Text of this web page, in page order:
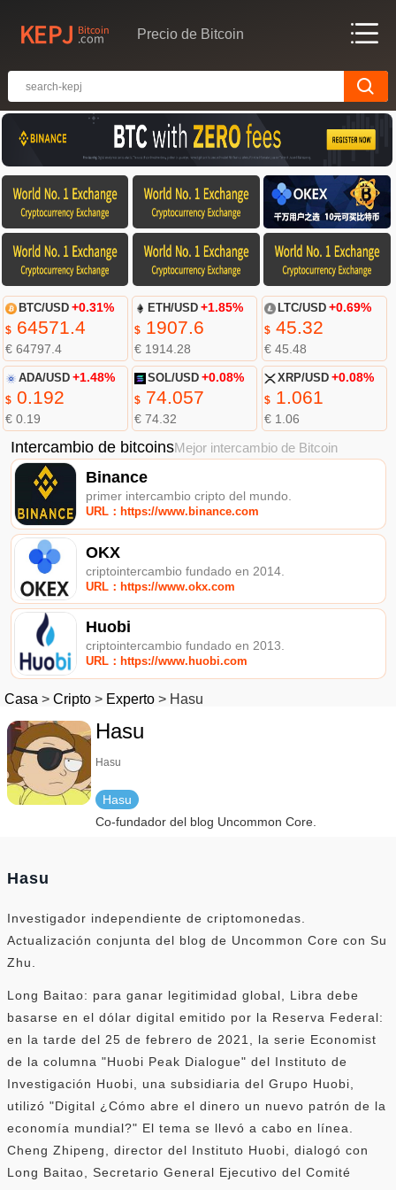
Precio de Bitcoin
BTC/USD +0.31%
$64571.4
€ 64797.4
ETH/USD +1.85%
$ 1907.6
€ 1914.28
LTC/USD +0.69%
$45.32
€ 45.48
ADA/USD +1.48%
$0.192
€ 0.19
SOL/USD +0.08%
$ 74.057
€ 74.32
XRP/USD +0.08%
$1.061
€ 1.06
Intercambio de bitcoinsMejor intercambio de Bitcoin
Binance
primer intercambio cripto del mundo.
URL：https://www.binance.com
OKX
criptointercambio fundado en 2014.
URL：https://www.okx.com
Huobi
criptointercambio fundado en 2013.
URL：https://www.huobi.com
Casa > Cripto > Experto > Hasu
Hasu
Hasu
Hasu
Co-fundador del blog Uncommon Core.
Hasu
Investigador independiente de criptomonedas.
Actualización conjunta del blog de Uncommon Core con Su
Zhu.
Long Baitao: para ganar legitimidad global, Libra debe
basarse en el dólar digital emitido por la Reserva Federal:
en la tarde del 25 de febrero de 2021, la serie Economist
de la columna "Huobi Peak Dialogue" del Instituto de
Investigación Huobi, una subsidiaria del Grupo Huobi,
utilizó "Digital ¿Cómo abre el dinero un nuevo patrón de la
economía mundial?" El tema se llevó a cabo en línea.
Cheng Zhipeng, director del Instituto Huobi, dialogó con
Long Baitao, Secretario General Ejecutivo del Comité